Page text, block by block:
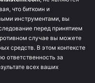
что биткоин и
инструментами, вы
перед принятием
случае вы можете
средств. В этом контексте
ответственность за
всех ваших